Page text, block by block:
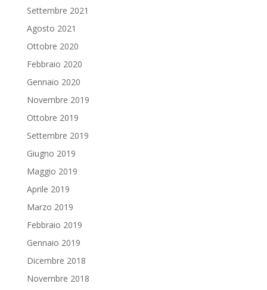
Settembre 2021
Agosto 2021
Ottobre 2020
Febbraio 2020
Gennaio 2020
Novembre 2019
Ottobre 2019
Settembre 2019
Giugno 2019
Maggio 2019
Aprile 2019
Marzo 2019
Febbraio 2019
Gennaio 2019
Dicembre 2018
Novembre 2018